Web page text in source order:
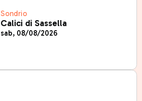
Sondrio
Calici di Sassella
sab, 08/08/2026